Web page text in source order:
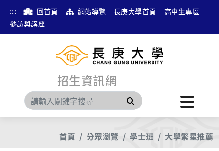
::: 回首頁 網站導覽 長庚大學首頁
高中生專區
參訪與講座
招生資訊網
搜尋
首頁 分眾瀏覽 學士班 大學繁星推薦